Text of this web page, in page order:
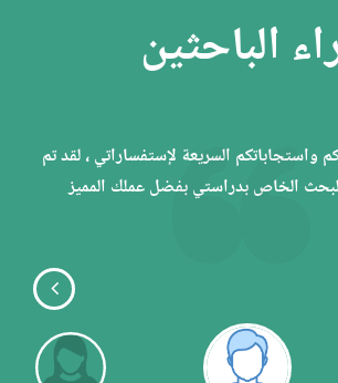
الباحثين
واستجاباتكم السريعة لإستفساراتي ، لقد تم
الخاص بدراستي بفضل عملك المميز